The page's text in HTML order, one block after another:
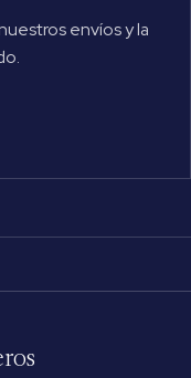
envíos y la